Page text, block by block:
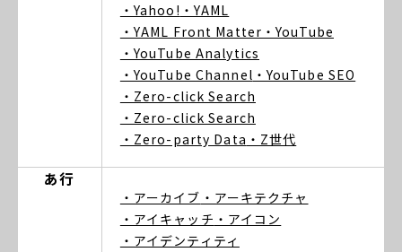
・Yahoo! ・YAML
・YAML Front Matter ・YouTube
・YouTube Analytics
・YouTube Channel ・YouTube SEO
・Zero-click Search
・Zero-click Search
・Zero-party Data ・Z世代
あ行
・アーカイブ ・アーキテクチャ
・アイキャッチ ・アイコン
・アイデンティティ